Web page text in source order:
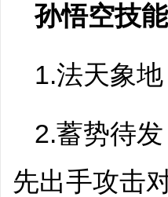
孙悟空技
1.法天象
2.蓄势待
先出手攻击